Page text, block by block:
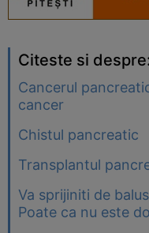
Citeste si despre:
Cancerul
cancer
Chistul pancreatic
Transplantul
Va sprijiniti de
Poate ca nu este